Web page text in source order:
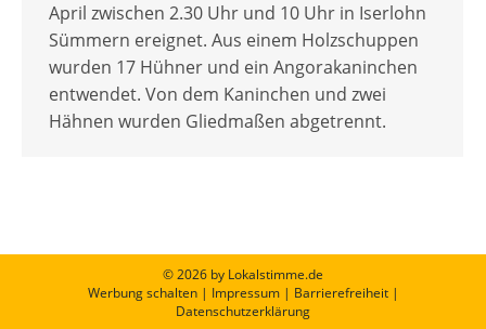
April zwischen 2.30 Uhr und 10 Uhr in Iserlohn
Sümmern ereignet. Aus einem Holzschuppen
wurden 17 Hühner und ein Angorakaninchen
entwendet. Von dem Kaninchen und zwei
Hähnen wurden Gliedmaßen abgetrennt.
© 2026 by Lokalstimme.de
Werbung schalten| Impressum| Barrierefreiheit|
Datenschutzerklärung